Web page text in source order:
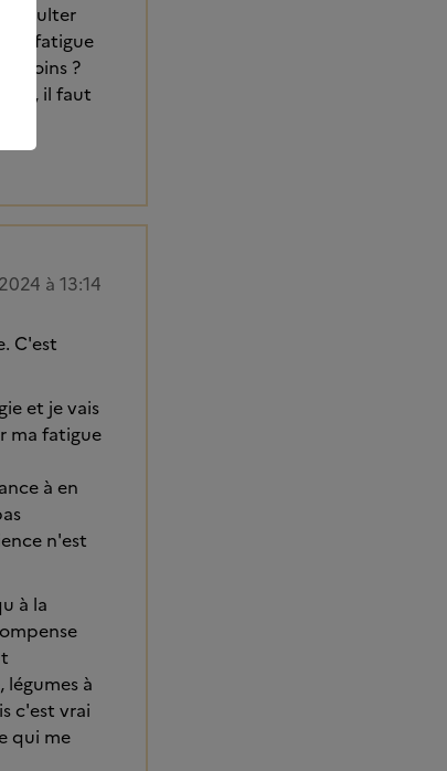
la fatigue
soins ?
il faut
à 13:14
C'est
et je vais
ma fatigue
à en
n'est
à la
à
c'est vrai
qui me